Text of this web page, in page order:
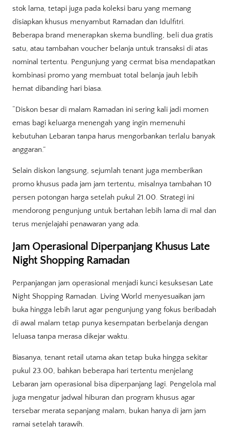
stok lama, tetapi juga pada koleksi baru yang memang
disiapkan khusus menyambut Ramadan dan Idulfitri.
Beberapa brand menerapkan skema bundling, beli dua gratis
satu, atau tambahan voucher belanja untuk transaksi di atas
nominal tertentu. Pengunjung yang cermat bisa mendapatkan
kombinasi promo yang membuat total belanja jauh lebih
hemat dibanding hari biasa.
“Diskon besar di malam Ramadan ini sering kali jadi momen
emas bagi keluarga menengah yang ingin memenuhi
kebutuhan Lebaran tanpa harus mengorbankan terlalu banyak
anggaran.”
Selain diskon langsung, sejumlah tenant juga memberikan
promo khusus pada jam jam tertentu, misalnya tambahan 10
persen potongan harga setelah pukul 21.00. Strategi ini
mendorong pengunjung untuk bertahan lebih lama di mal dan
terus menjelajahi penawaran yang ada.
Jam Operasional Diperpanjang Khusus Late
Night Shopping Ramadan
Perpanjangan jam operasional menjadi kunci kesuksesan Late
Night Shopping Ramadan. Living World menyesuaikan jam
buka hingga lebih larut agar pengunjung yang fokus beribadah
di awal malam tetap punya kesempatan berbelanja dengan
leluasa tanpa merasa dikejar waktu.
Biasanya, tenant retail utama akan tetap buka hingga sekitar
pukul 23.00, bahkan beberapa hari tertentu menjelang
Lebaran jam operasional bisa diperpanjang lagi. Pengelola mal
juga mengatur jadwal hiburan dan program khusus agar
tersebar merata sepanjang malam, bukan hanya di jam jam
ramai setelah tarawih.